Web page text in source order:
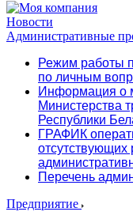
Новости
Административные
Режим работы
по личным
Информация о
Министерства
Республики
ГРАФИК
отсутствующих
Перечень
Предприятие